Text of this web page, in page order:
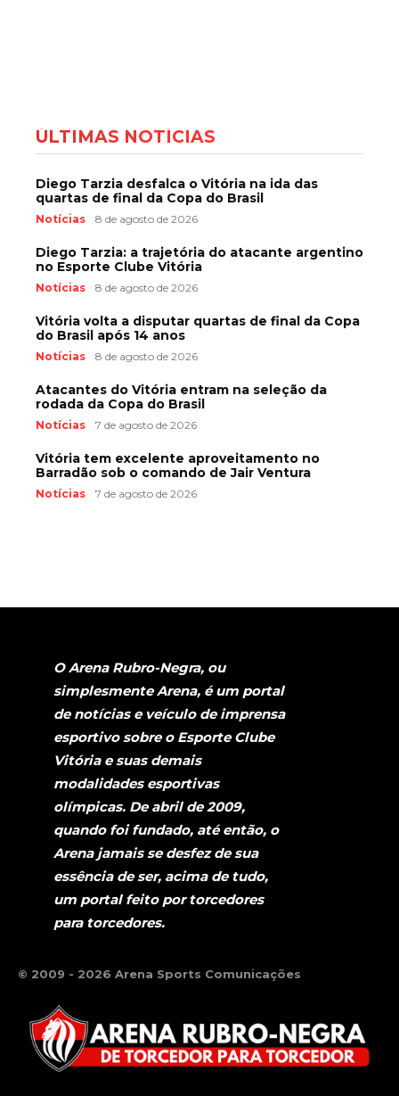
ÚLTIMAS NOTÍCIAS
Diego Tarzia desfalca o Vitória na ida das
quartas de final da Copa do Brasil
Notícias 8 de agosto de 2026
Diego Tarzia: a trajetória do atacante argentino
no Esporte Clube Vitória
Notícias 8 de agosto de 2026
Vitória volta a disputar quartas de final da Copa
do Brasil após 14 anos
Notícias 8 de agosto de 2026
Atacantes do Vitória entram na seleção da
rodada da Copa do Brasil
Notícias 7 de agosto de 2026
Vitória tem excelente aproveitamento no
Barradão sob o comando de Jair Ventura
Notícias 7 de agosto de 2026
O Arena Rubro-Negra, ou
simplesmente Arena, é um portal
de notícias e veículo de imprensa
esportivo sobre o Esporte Clube
Vitória e suas demais
modalidades esportivas
olímpicas. De abril de 2009,
quando foi fundado, até então, o
Arena jamais se desfez de sua
essência de ser, acima de tudo,
um portal feito por torcedores
para torcedores.
© 2009 - 2026 Arena Sports Comunicações